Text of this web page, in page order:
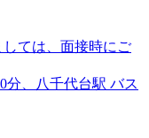
ては、面接時にご
分、八千代台駅 バス